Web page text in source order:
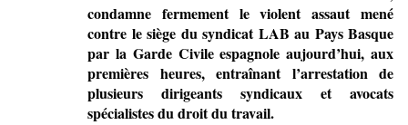
condamne fermement le violent assaut mené
contre le siège du syndicat LAB au Pays Basque
par la Garde Civile espagnole aujourd’hui, aux
premières heures, entraînant l’arrestation de
plusieurs dirigeants syndicaux et avocats
spécialistes du droit du travail.